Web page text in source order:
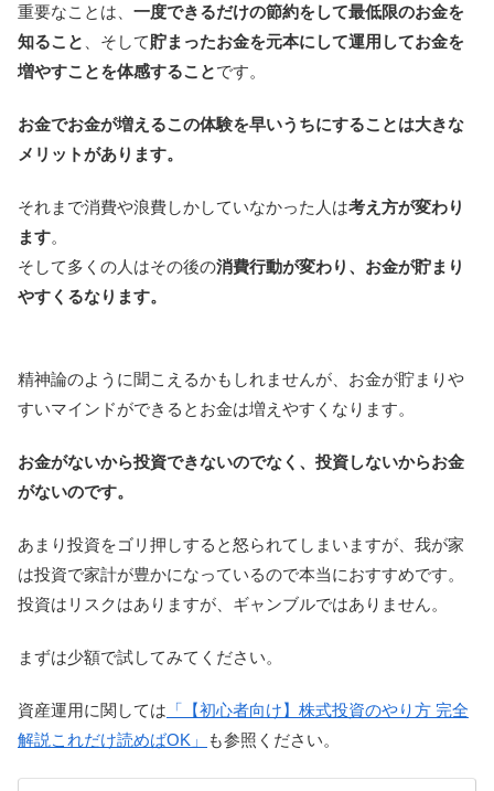
重要なことは、 一度できるだけの節約をして最低限のお金を
知ること
、そして貯まったお金を元本にして運用してお金を
増やすことを体感することです。
お金でお金が増えるこの体験を早いうちにすることは大きな
メリットがあります。
それまで消費や浪費しかしていなかった人は考え方が変わり
ます。
そして多くの人はその後の消費行動が変わり、お金が貯まり
やすくるなります。
精神論のように聞こえるかもしれませんが、お金が貯まりや
すいマインドができるとお金は増えやすくなります。
お金がないから投資できないのでなく、投資しないからお金
がないのです。
あまり投資をゴリ押しすると怒られてしまいますが、我が家
は投資で家計が豊かになっているので本当におすすめです。
投資はリスクはありますが、ギャンブルではありません。
まずは少額で試してみてください。
資産運用に関しては 「【初心者向け】株式投資のやり方 完全
解説これだけ読めばOK」
も参照ください。